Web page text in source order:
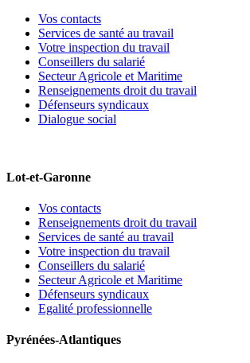
Vos contacts
Services de santé au travail
Votre inspection du travail
Conseillers du salarié
Secteur Agricole et Maritime
Renseignements droit du travail
Défenseurs syndicaux
Dialogue social
Lot-et-Garonne
Vos contacts
Renseignements droit du travail
Services de santé au travail
Votre inspection du travail
Conseillers du salarié
Secteur Agricole et Maritime
Défenseurs syndicaux
Egalité professionnelle
Pyrénées-Atlantiques